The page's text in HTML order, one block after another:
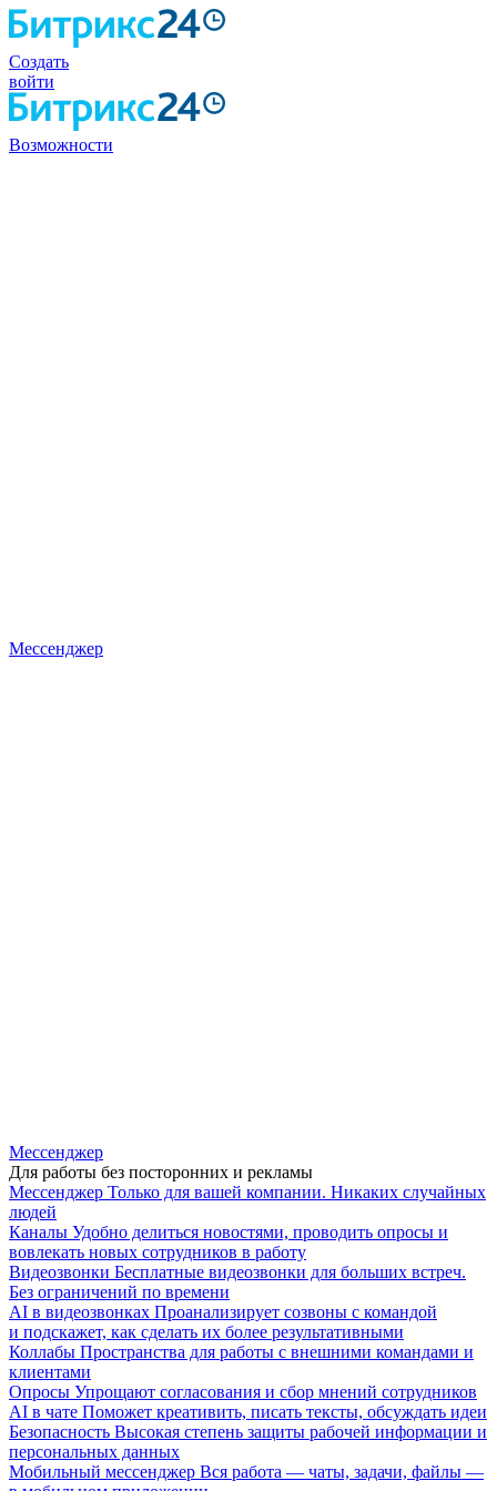
Создать
войти
Возможности
Мессенджер
Мессенджер
Для работы без посторонних и рекламы
Мессенджер Только для вашей компании. Никаких случайных
людей
Каналы Удобно делиться новостями, проводить опросы и
вовлекать новых сотрудников в работу
Видеозвонки Бесплатные видеозвонки для больших встреч.
Без ограничений по времени
AI в видеозвонках Проанализирует созвоны с командой
и подскажет, как сделать их более результативными
Коллабы Пространства для работы с внешними командами и
клиентами
Опросы Упрощают согласования и сбор мнений сотрудников
AI в чате Поможет креативить, писать тексты, обсуждать идеи
Безопасность Высокая степень защиты рабочей информации и
персональных данных
Мобильный мессенджер Вся работа — чаты, задачи, файлы —